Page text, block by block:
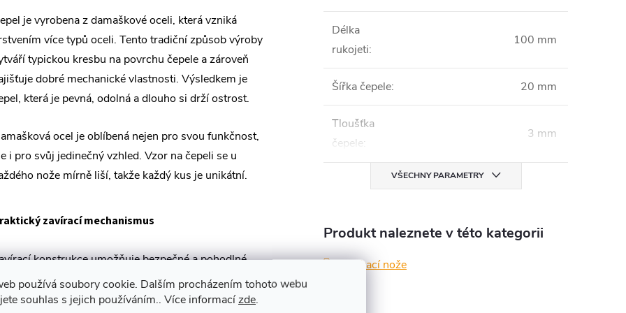
používá soubory cookie. Dalším procházením tohoto webu
souhlas s jejich používáním.. Více informacízde.
je vyrobena z damaškové oceli, která vzniká
více typů oceli. Tento tradiční způsob výroby
typickou kresbu na povrchu čepele a zároveň
dobré mechanické vlastnosti. Výsledkem je
která je pevná, odolná a dlouho si drží ostrost.
ocel je oblíbená nejen pro svou funkčnost,
i pro svůj jedinečný vzhled. Vzor na čepeli se u
nože mírně liší, takže každý kus je unikátní.
zavírací mechanismus
konstrukce umožňuje bezpečné a pohodlné
nože v kapse, batohu nebo výbavě pro
aktivity. Po otevření je nůž stabilní a
Délka
rukojeti:
100 mm
Šířka čepele: 20 mm
Tloušťka
čepele:
3 mm
VŠECHNY PARAMETRY
Produkt naleznete v této kategorii
Zavírací nože